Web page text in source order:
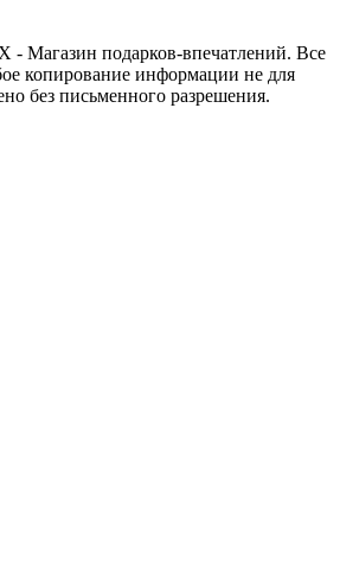
- Магазин подарков-впечатлений. Все
копирование информации не для
без письменного разрешения.